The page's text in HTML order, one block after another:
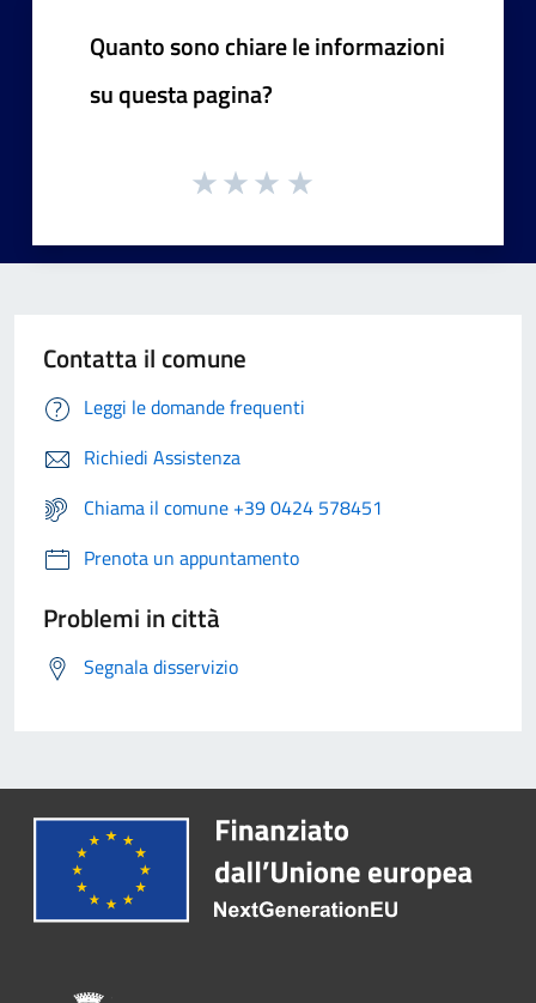
Quanto sono chiare le informazioni
su questa pagina?
Contatta il comune
Leggi le domande frequenti
Richiedi Assistenza
Chiama il comune +39 0424 578451
Prenota un appuntamento
Problemi in città
Segnala disservizio